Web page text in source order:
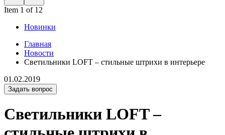
Item 1 of 12
Новинки
Главная
Новости
Светильники LOFT – стильные штрихи в интерьере
01.02.2019
Задать вопрос
Светильники LOFT –